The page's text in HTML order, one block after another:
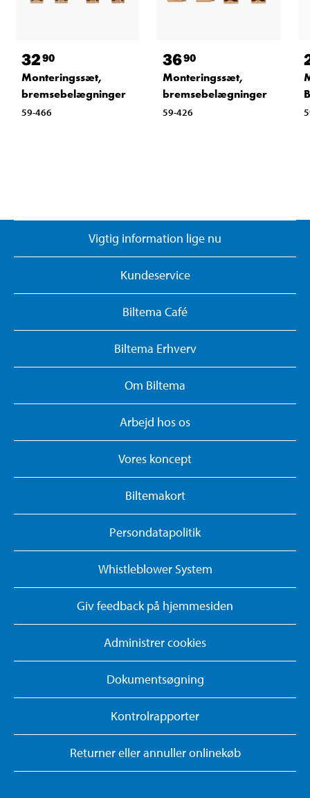
3290
Monteringssæt,
bremsebelægninger
59-466
3690
Monteringssæt,
bremsebelægninger
59-426
Vigtig information lige nu
Kundeservice
Biltema Café
Biltema Erhverv
Om Biltema
Arbejd hos os
Vores koncept
Biltemakort
Persondatapolitik
Whistleblower System
Giv feedback på hjemmesiden
Administrer cookies
Dokumentsøgning
Kontrolrapporter
Returner eller annuller onlinekøb